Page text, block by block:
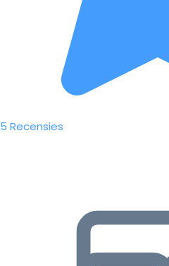
5 Recensies